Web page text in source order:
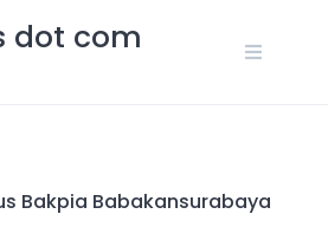
dot com
Bakpia Babakansurabaya